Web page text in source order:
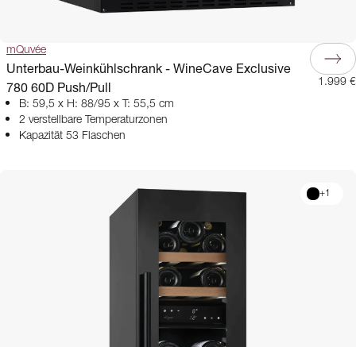
mQuvée
Unterbau-Weinkühlschrank - WineCave Exclusive
780 60D Push/Pull
B: 59,5 x H: 88/95 x T: 55,5 cm
2 verstellbare Temperaturzonen
Kapazität 53 Flaschen
1.999 €
+1